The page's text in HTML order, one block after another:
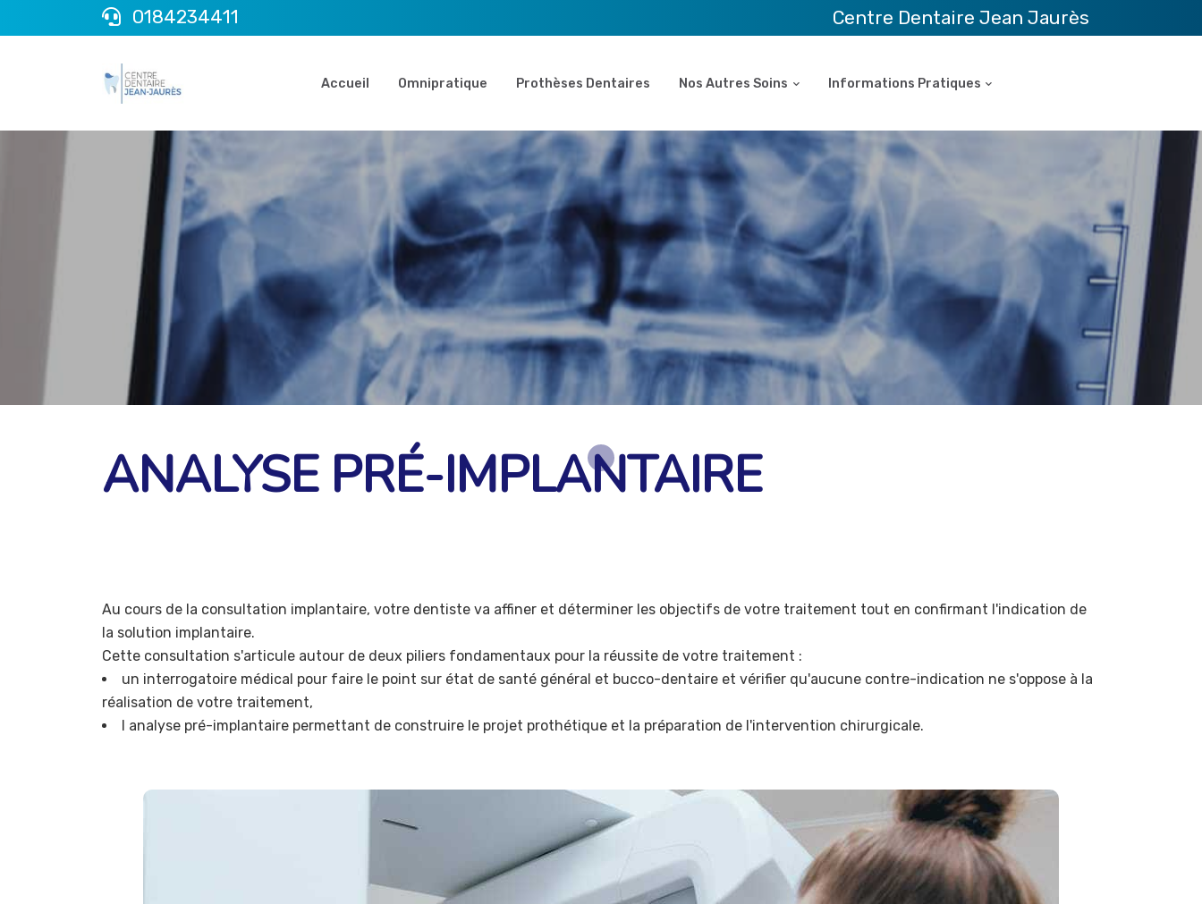
0184234411 Centre Dentaire Jean Jaurès
Accueil Omnipratique Prothèses Dentaires Nos Autres Soins Informations Pratiques
ANALYSE PRÉ-IMPLANTAIRE
Au cours de la consultation implantaire, votre dentiste va affiner et déterminer les objectifs de votre traitement tout en confirmant l'indication de
la solution implantaire.
Cette consultation s'articule autour de deux piliers fondamentaux pour la réussite de votre traitement :
un interrogatoire médical pour faire le point sur état de santé général et bucco-dentaire et vérifier qu'aucune contre-indication ne s'oppose à la
réalisation de votre traitement,
l analyse pré-implantaire permettant de construire le projet prothétique et la préparation de l'intervention chirurgicale.